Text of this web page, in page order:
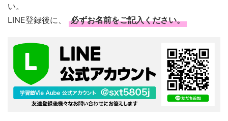
い。
LINE登録後に、
必ずお名前をご記入ください。